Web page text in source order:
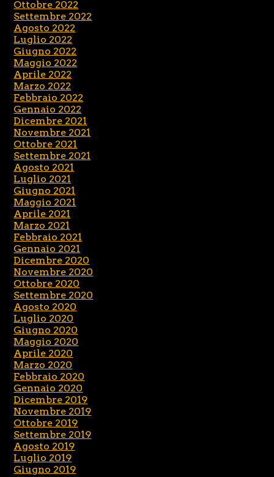
Ottobre 2022
Settembre 2022
Agosto 2022
Luglio 2022
Giugno 2022
Maggio 2022
Aprile 2022
Marzo 2022
Febbraio 2022
Gennaio 2022
Dicembre 2021
Novembre 2021
Ottobre 2021
Settembre 2021
Agosto 2021
Luglio 2021
Giugno 2021
Maggio 2021
Aprile 2021
Marzo 2021
Febbraio 2021
Gennaio 2021
Dicembre 2020
Novembre 2020
Ottobre 2020
Settembre 2020
Agosto 2020
Luglio 2020
Giugno 2020
Maggio 2020
Aprile 2020
Marzo 2020
Febbraio 2020
Gennaio 2020
Dicembre 2019
Novembre 2019
Ottobre 2019
Settembre 2019
Agosto 2019
Luglio 2019
Giugno 2019